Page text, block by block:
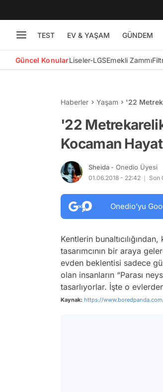
TEST EV & YAŞAM GÜNDEM
Güncel KonularLiseler-LGSEmekli Zammı
Haberler Yaşam
'22
'22
Kocaman
Sheida - Onedio Üyesi
01.06.2018 - 22:42 Son
Onedio’yu
Kentlerin
tasarımcının bir araya
evden beklentisi sadece
olan insanların “Parası
tasarlıyorlar. İşte o
Kaynak: https://